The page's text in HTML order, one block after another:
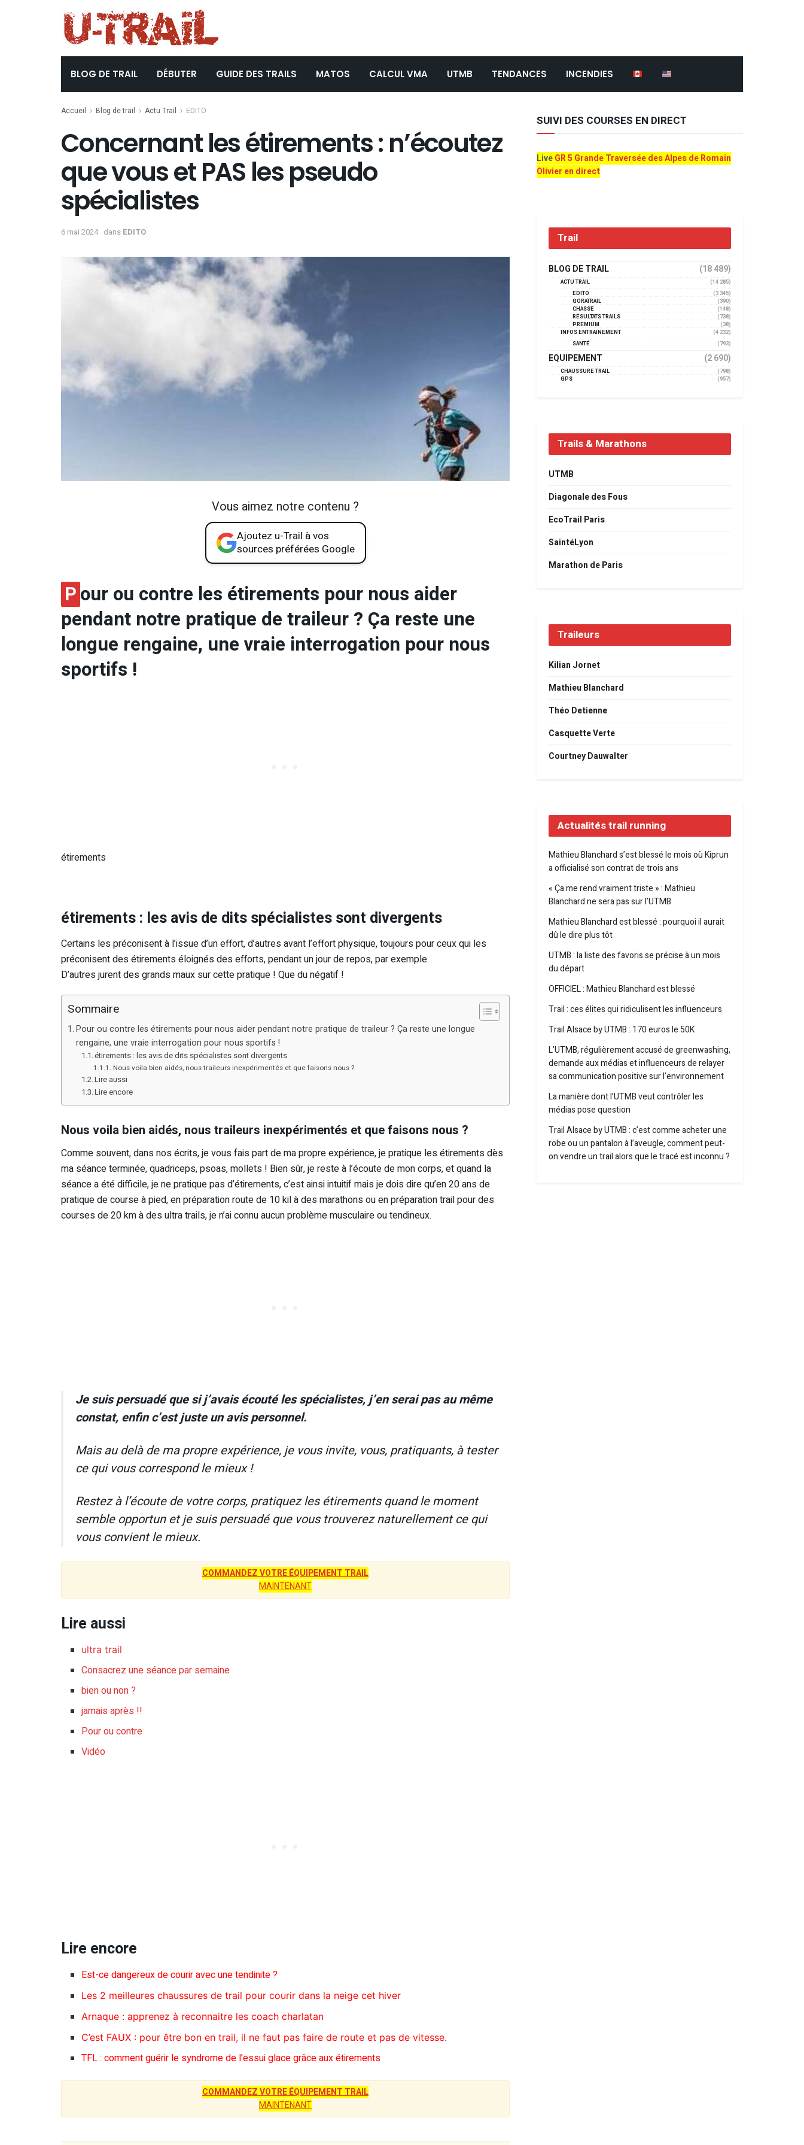
BLOG DE TRAIL DÉBUTER GUIDE DES TRAILS MATOS CALCUL VMA UTMB TENDANCES INCENDIES
Accueil Blog de trail Actu Trail EDITO
Concernant les étirements : n’écoutez
que vous et PAS les pseudo
spécialistes
6 mai 2024 dans EDITO
Vous aimez notre contenu ?
Ajoutez u-Trail à vos
sources préférées Google
Pour ou contre les étirements pour nous aider
pendant notre pratique de traileur ? Ça reste une
longue rengaine, une vraie interrogation pour nous
sportifs !
étirements
étirements : les avis de dits spécialistes sont divergents
Certains les préconisent à l’issue d’un effort, d’autres avant l’effort physique, toujours pour ceux qui les
préconisent des étirements éloignés des efforts, pendant un jour de repos, par exemple.
D’autres jurent des grands maux sur cette pratique ! Que du négatif !
Sommaire
Pour ou contre les étirements pour nous aider pendant notre pratique de traileur ? Ça reste une longue
rengaine, une vraie interrogation pour nous sportifs !
étirements : les avis de dits spécialistes sont divergents
Nous voila bien aidés, nous traileurs inexpérimentés et que faisons nous ?
Lire aussi
Lire encore
Nous voila bien aidés, nous traileurs inexpérimentés et que faisons nous ?
Comme souvent, dans nos écrits, je vous fais part de ma propre expérience, je pratique les étirements dès
ma séance terminée, quadriceps, psoas, mollets ! Bien sûr, je reste à l’écoute de mon corps, et quand la
séance a été difficile, je ne pratique pas d’étirements, c’est ainsi intuitif mais je dois dire qu’en 20 ans de
pratique de course à pied, en préparation route de 10 kil à des marathons ou en préparation trail pour des
courses de 20 km à des ultra trails, je n’ai connu aucun problème musculaire ou tendineux.
Je suis persuadé que si j’avais écouté les spécialistes, j’en serai pas au même
constat, enfin c’est juste un avis personnel.
Mais au delà de ma propre expérience, je vous invite, vous, pratiquants, à tester
ce qui vous correspond le mieux !
Restez à l’écoute de votre corps, pratiquez les étirements quand le moment
semble opportun et je suis persuadé que vous trouverez naturellement ce qui
vous convient le mieux.
COMMANDEZ VOTRE ÉQUIPEMENT TRAIL
MAINTENANT
Lire aussi
ultra trail
Consacrez une séance par semaine
bien ou non ?
jamais après !!
Pour ou contre
Vidéo
Lire encore
Est-ce dangereux de courir avec une tendinite ?
Les 2 meilleures chaussures de trail pour courir dans la neige cet hiver
Arnaque : apprenez à reconnaitre les coach charlatan
C’est FAUX : pour être bon en trail, il ne faut pas faire de route et pas de vitesse.
TFL : comment guérir le syndrome de l’essui glace grâce aux étirements
COMMANDEZ VOTRE ÉQUIPEMENT TRAIL
MAINTENANT
SUIVI DES COURSES EN DIRECT
LiveGR 5 Grande Traversée des Alpes de Romain
Olivier en direct
Trail
BLOG DE TRAIL (18 489)
ACTU TRAIL
(14 285)
EDITO
(3 345)
GORATRAIL
(390)
CHASSE
(148)
RÉSULTATS TRAILS
(738)
PREMIUM
(38)
INFOS ENTRAINEMENT
(4 232)
SANTÉ
(793)
EQUIPEMENT (2 690)
CHAUSSURE TRAIL
(798)
GPS
(957)
Trails & Marathons
UTMB
Diagonale des Fous
EcoTrail Paris
SaintéLyon
Marathon de Paris
Traileurs
Kilian Jornet
Mathieu Blanchard
Théo Detienne
Casquette Verte
Courtney Dauwalter
Actualités trail running
Mathieu Blanchard s’est blessé le mois où Kiprun
a officialisé son contrat de trois ans
« Ça me rend vraiment triste » : Mathieu
Blanchard ne sera pas sur l’UTMB
Mathieu Blanchard est blessé : pourquoi il aurait
dû le dire plus tôt
UTMB : la liste des favoris se précise à un mois
du départ
OFFICIEL : Mathieu Blanchard est blessé
Trail : ces élites qui ridiculisent les influenceurs
Trail Alsace by UTMB : 170 euros le 50K
L’UTMB, régulièrement accusé de greenwashing,
demande aux médias et influenceurs de relayer
sa communication positive sur l’environnement
La manière dont l’UTMB veut contrôler les
médias pose question
Trail Alsace by UTMB : c’est comme acheter une
robe ou un pantalon à l’aveugle, comment peut-
on vendre un trail alors que le tracé est inconnu ?